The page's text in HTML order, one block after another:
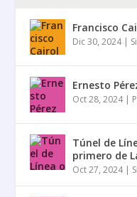
Francisco
Dic 30, 2024|
Ernesto
Oct 28, 2024|
Túnel de
primero de
Oct 27, 2024|